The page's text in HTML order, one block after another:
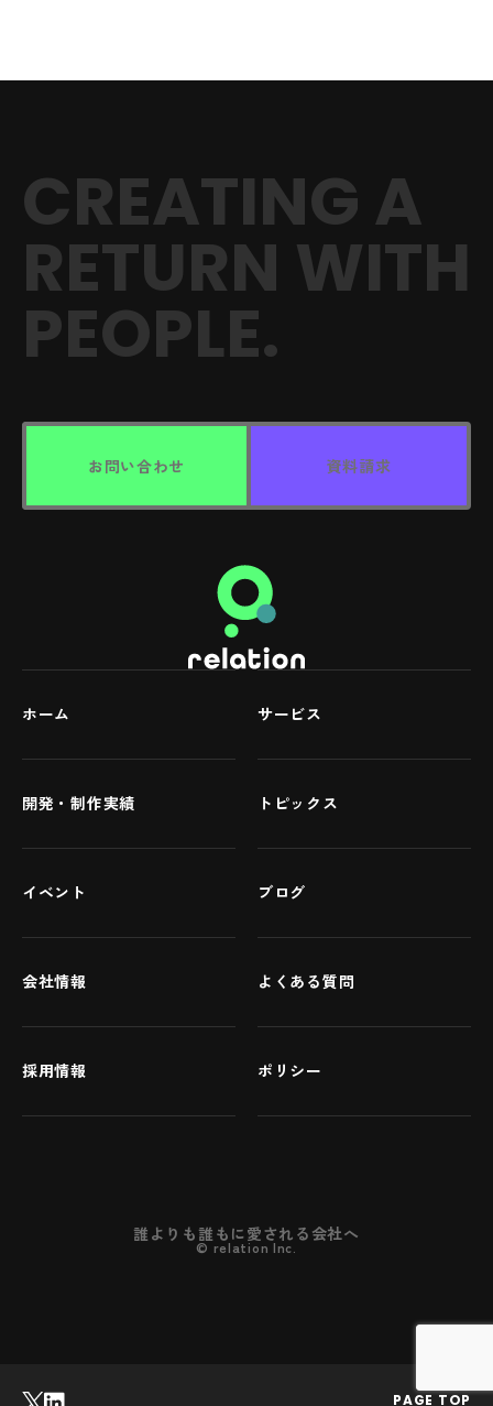
CREATING A
RETURN WITH
PEOPLE.
お問い合わせ 資料請求
ホーム サービス
開発・制作実績 トピックス
イベント ブログ
会社情報 よくある質問
採用情報 ポリシー
誰よりも誰もに愛される会社へ
©relation Inc.
PAGE TOP